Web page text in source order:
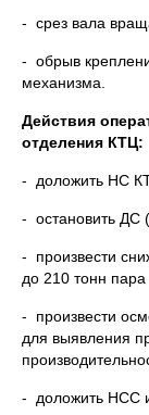
- срез вала
- обрыв
механизма.
Действия
отделения КТЦ:
- доложить НС
- остановить ДС
- произвести
до 210 тонн пара
- произвести
для выявления
- доложить НСС